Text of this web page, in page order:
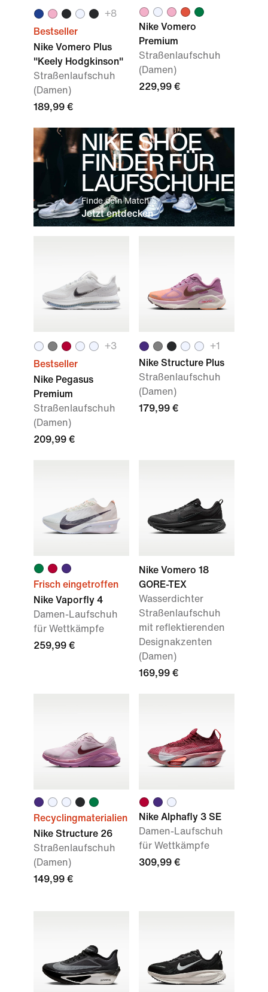
+8
Bestseller
Nike Vomero Plus
"Keely Hodgkinson"
Straßenlaufschuh
(Damen)
189,99 €
Nike Vomero
Premium
Straßenlaufschuh
(Damen)
229,99 €
NIKE SHOE
FINDER FÜR
LAUFSCHUHE
Finde dein Match.
Jetzt entdecken
+3
Bestseller
Nike Pegasus
Premium
Straßenlaufschuh
(Damen)
209,99 €
+1
Nike Structure Plus
Straßenlaufschuh
(Damen)
179,99 €
Frisch eingetroffen
Nike Vaporfly 4
Damen-Laufschuh
für Wettkämpfe
259,99 €
Nike Vomero 18
GORE-TEX
Wasserdichter
Straßenlaufschuh
mit reflektierenden
Designakzenten
(Damen)
169,99 €
Recyclingmaterialien
Nike Structure 26
Straßenlaufschuh
(Damen)
149,99 €
Nike Alphafly 3 SE
Damen-Laufschuh
für Wettkämpfe
309,99 €